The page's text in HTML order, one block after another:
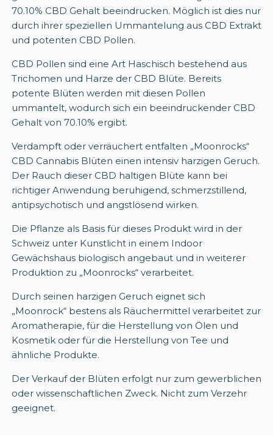
70.10% CBD Gehalt beeindrucken. Möglich ist dies nur
durch ihrer speziellen Ummantelung aus CBD Extrakt
und potenten CBD Pollen.
CBD Pollen sind eine Art Haschisch bestehend aus
Trichomen und Harze der CBD Blüte. Bereits
potente Blüten werden mit diesen Pollen
ummantelt, wodurch sich ein beeindruckender CBD
Gehalt von 70.10% ergibt.
Verdampft oder verräuchert entfalten „Moonrocks“
CBD Cannabis Blüten einen intensiv harzigen Geruch.
Der Rauch dieser CBD haltigen Blüte kann bei
richtiger Anwendung beruhigend, schmerzstillend,
antipsychotisch und angstlösend wirken.
Die Pflanze als Basis für dieses Produkt wird in der
Schweiz unter Kunstlicht in einem Indoor
Gewächshaus biologisch angebaut und in weiterer
Produktion zu „Moonrocks“ verarbeitet.
Durch seinen harzigen Geruch eignet sich
„Moonrock“ bestens als Räuchermittel verarbeitet zur
Aromatherapie, für die Herstellung von Ölen und
Kosmetik oder für die Herstellung von Tee und
ähnliche Produkte.
Der Verkauf der Blüten erfolgt nur zum gewerblichen
oder wissenschaftlichen Zweck. Nicht zum Verzehr
geeignet.